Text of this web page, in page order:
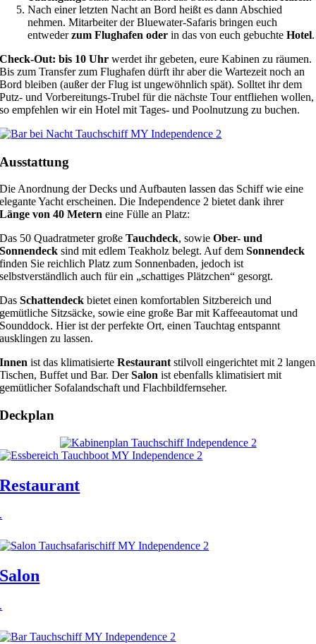
Nach einer letzten Nacht an Bord heißt es dann Abschied
nehmen. Mitarbeiter der Bluewater-Safaris bringen euch
entwederzum Flughafen oder in das von euch gebuchteHotel.
Check-Out: bis 10 Uhr werdet ihr gebeten, eure Kabinen zu räumen.
Bis zum Transfer zum Flughafen dürft ihr aber die Wartezeit noch an
Bord bleiben (außer der Flug ist ungewöhnlich spät). Solltet ihr dem
Putz- und Vorbereitungs-Trubel für die nächste Tour entfliehen wollen,
so empfehlen wir ein Hotel mit Tages- und Poolnutzung zu buchen.
Ausstattung
Die Anordnung der Decks und Aufbauten lassen das Schiff wie eine
elegante Yacht erscheinen. Die Independence 2 bietet dank ihrer
Länge von 40 Metern eine Fülle an Platz:
Das 50 Quadratmeter großeTauchdeck, sowieOber- und
Sonnendeck sind mit edlem Teakholz belegt. Auf demSonnendeck
finden Sie reichlich Platz zum Sonnenbaden, jedoch ist
selbstverständlich auch für ein „schattiges Plätzchen“ gesorgt.
DasSchattendeck bietet einen komfortablen Sitzbereich und
gemütliche Sitzsäcke, sowie eine große Bar mit Kaffeeautomat und
Sounddock. Hier ist der perfekte Ort, einen Tauchtag entspannt
ausklingen zu lassen.
Innen ist das klimatisierteRestaurant stilvoll eingerichtet mit 2 langen
Tischen, Buffet und Bar. DerSalon ist ebenfalls klimatisiert mit
gemütlicher Sofalandschaft und Flachbildfernseher.
Deckplan
Restaurant
.
Salon
.